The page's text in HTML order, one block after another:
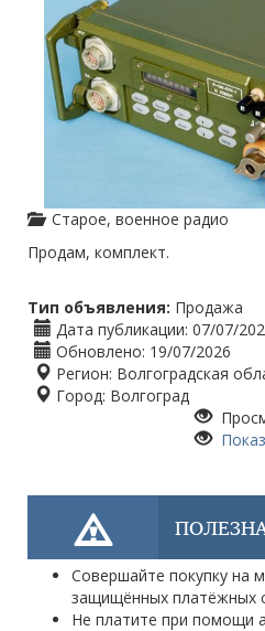
Cтарое, военное радио
Продам, комплект.
Тип объявления: Продажа
Дата публикации: 07/07/
Обновлено: 19/07/2026
Регион: Волгоградская
Город: Волгоград
Совершайте покупку на
защищённых платёжных
Не платите при помощи